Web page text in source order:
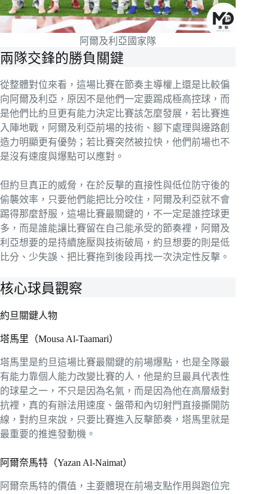
阿爾及利亞國家隊
兩隊交鋒的勝負關鍵
從整體對位來看，這場比賽在節奏主導權上還是比較偏
向阿爾及利亞，原因不是他們一定要踢成極高控球，而
是他們比約旦更有能力決定比賽該怎麼發展，若比賽進
入陣地戰，阿爾及利亞前場的技術、腳下處理與邊路創
造力明顯更有優勢；若比賽突然被拉快，他們前場也不
是沒有速度與爆點可以應對。
但約旦真正的威脅，在於反擊的直接性與低位防守後的
偷襲效率，只要他們能把比分咬住，阿爾及利亞就不會
踢得那麼舒服，這場比賽最關鍵的，不一定是誰控球更
多，而是誰能讓比賽留在自己能承受的節奏裡，阿爾及
利亞想要的是持續施壓與技術破局，約旦想要的則是低
比分、少失誤、把比賽拖到後段再找一次決定性反擊。
核心球員觀察
約旦關鍵人物
塔馬里（Mousa Al-Taamari）
塔馬里是約旦這場比賽最關鍵的前場爆點，也是全隊最
有能力靠個人能力改變比賽的人，他是約旦最具代表性
的球星之一，不只是因為名氣，而是因為他在高層級對
抗裡，真的有辦法用速度、盤帶和內切射門直接撕開防
線，對約旦來說，只要比賽進入反擊節奏，塔馬里就是
最重要的推進發動機。
阿爾奈馬特（Yazan Al-Naimat）
阿爾奈馬特的價值，主要體現在前場支點作用與跑位完